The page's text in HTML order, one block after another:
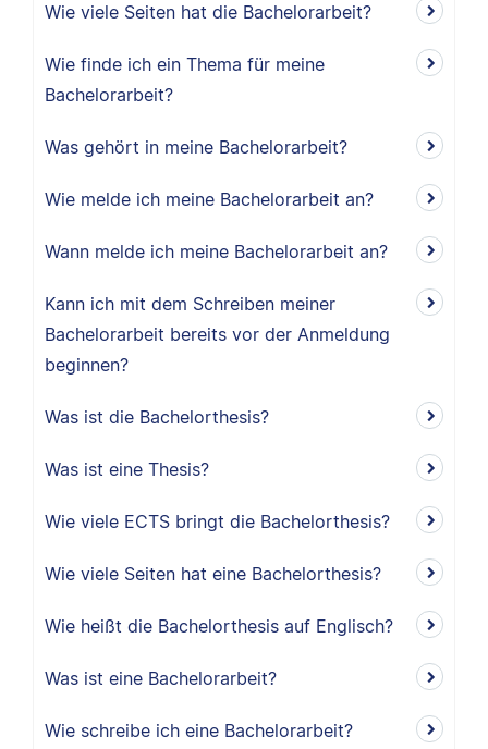
Wie viele Seiten hat die Bachelorarbeit?
Wie finde ich ein Thema für meine
Bachelorarbeit?
Was gehört in meine Bachelorarbeit?
Wie melde ich meine Bachelorarbeit an?
Wann melde ich meine Bachelorarbeit an?
Kann ich mit dem Schreiben meiner
Bachelorarbeit bereits vor der Anmeldung
beginnen?
Was ist die Bachelorthesis?
Was ist eine Thesis?
Wie viele ECTS bringt die Bachelorthesis?
Wie viele Seiten hat eine Bachelorthesis?
Wie heißt die Bachelorthesis auf Englisch?
Was ist eine Bachelorarbeit?
Wie schreibe ich eine Bachelorarbeit?